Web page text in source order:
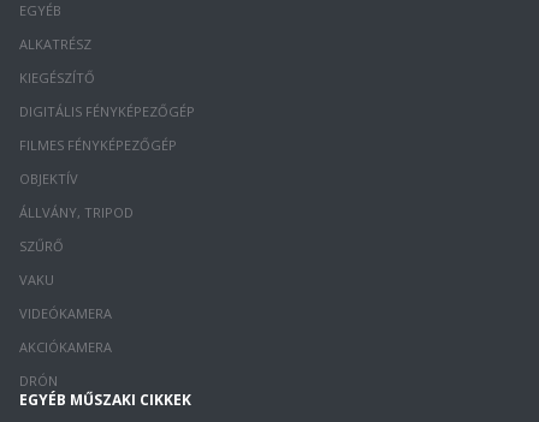
EGYÉB
ALKATRÉSZ
KIEGÉSZÍTŐ
DIGITÁLIS FÉNYKÉPEZŐGÉP
FILMES FÉNYKÉPEZŐGÉP
OBJEKTÍV
ÁLLVÁNY, TRIPOD
SZŰRŐ
VAKU
VIDEÓKAMERA
AKCIÓKAMERA
DRÓN
EGYÉB MŰSZAKI CIKKEK